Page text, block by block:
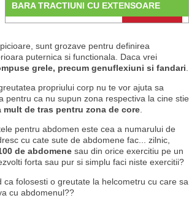
BARA TRACTIUNI CU EXTENSOARE
sunt grozave pentru definirea
puternica si functionala. Daca vrei
grele, precum genuflexiuni si fandari
propriului corp nu te vor ajuta sa
ca nu supun zona respectiva la cine stie
de tras pentru zona de core.
pentru abdomen este cea a numarului de
cu cate sute de abdomene fac... zilnic,
de abdomenesau din orice exercitiu pe un
forta sau pur si simplu faci niste exercitii?
folosesti o greutate la helcometru cu care sa
cu abdomenul??